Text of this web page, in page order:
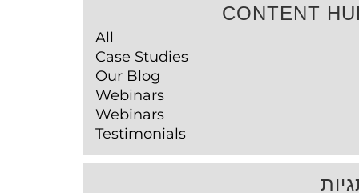
CONTENT
All
Case Studies
Our Blog
Webinars
Webinars
Testimonials